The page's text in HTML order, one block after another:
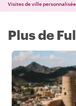
Visites de ville
Plus de